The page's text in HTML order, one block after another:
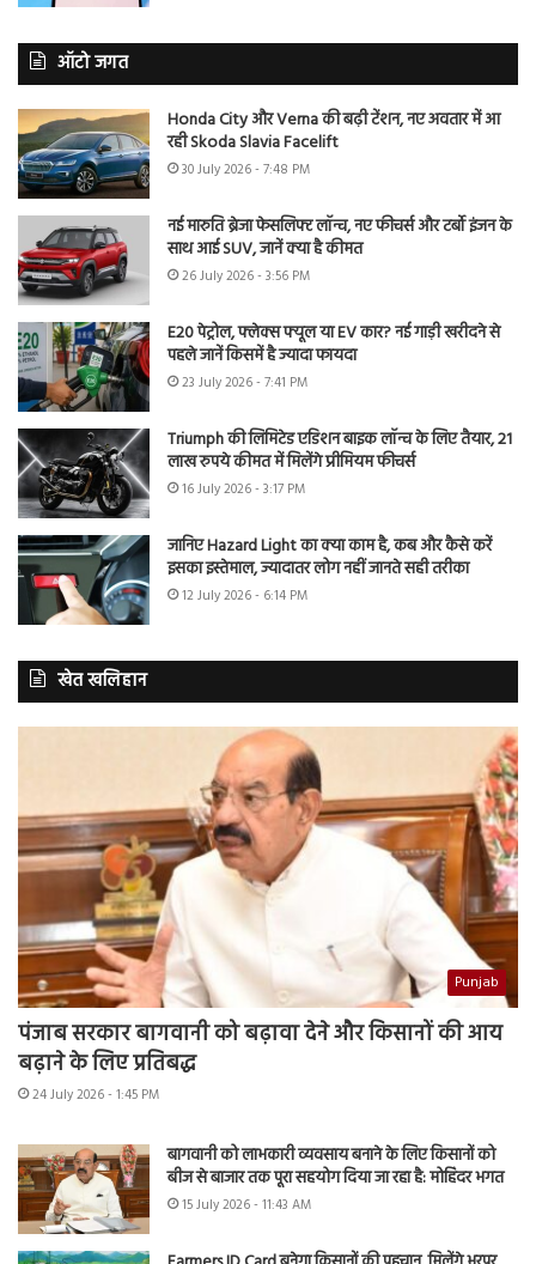
ऑटो जगत
Honda City और Verna की बढ़ी टेंशन, नए अवतार में आ
रही Skoda Slavia Facelift
30 July 2026 - 7:48 PM
नई मारुति ब्रेजा फेसलिफ्ट लॉन्च, नए फीचर्स और टर्बो इंजन के
साथ आई SUV, जानें क्या है कीमत
26 July 2026 - 3:56 PM
E20 पेट्रोल, फ्लेक्स फ्यूल या EV कार? नई गाड़ी खरीदने से
पहले जानें किसमें है ज्यादा फायदा
23 July 2026 - 7:41 PM
Triumph की लिमिटेड एडिशन बाइक लॉन्च के लिए तैयार, 21
लाख रुपये कीमत में मिलेंगे प्रीमियम फीचर्स
16 July 2026 - 3:17 PM
जानिए Hazard Light का क्या काम है, कब और कैसे करें
इसका इस्तेमाल, ज्यादातर लोग नहीं जानते सही तरीका
12 July 2026 - 6:14 PM
खेत खलिहान
Punjab
पंजाब सरकार बागवानी को बढ़ावा देने और किसानों की आय
बढ़ाने के लिए प्रतिबद्ध
24 July 2026 - 1:45 PM
बागवानी को लाभकारी व्यवसाय बनाने के लिए किसानों को
बीज से बाजार तक पूरा सहयोग दिया जा रहा है: मोहिंदर भगत
15 July 2026 - 11:43 AM